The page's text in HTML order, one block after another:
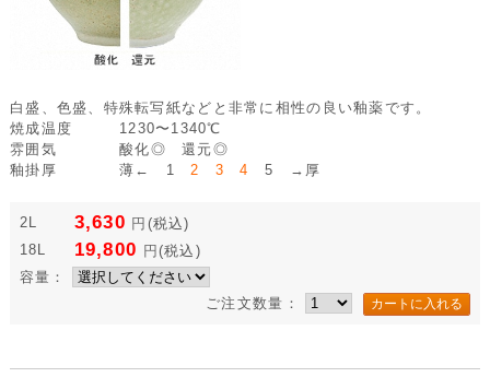
白盛、色盛、特殊転写紙などと非常に相性の良い釉薬です。
焼成温度
1230〜1340℃
雰囲気
酸化◎ 還元◎
釉掛厚
薄← 1 2 3 4 5 →厚
2L 3,630 円 (税込)
18L
19,800 円(税込)
容量：
ご注文数量：